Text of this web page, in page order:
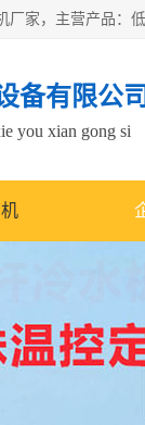
备有限公司
you xian gong si